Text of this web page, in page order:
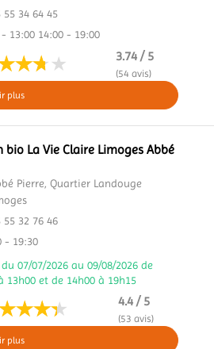
55 34 64 45
13:00 14:00 - 19:00
3.74 / 5
(54 avis)
plus
bio La Vie Claire Limoges Abbé
Pierre, Quartier Landouge
55 32 76 46
- 19:30
07/07/2026 au 09/08/2026 de
13h00 et de 14h00 à 19h15
4.4 / 5
(53 avis)
plus